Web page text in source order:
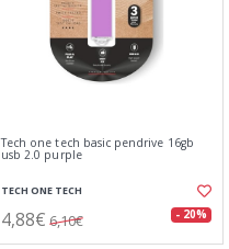
Tech one tech basic pendrive 16gb
usb 2.0 purple
TECH ONE TECH
4,88€ 6,10€ - 20%